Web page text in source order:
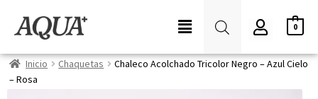
0
Inicio Chaquetas
Chaleco Acolchado Tricolor Negro – Azul Cielo
– Rosa